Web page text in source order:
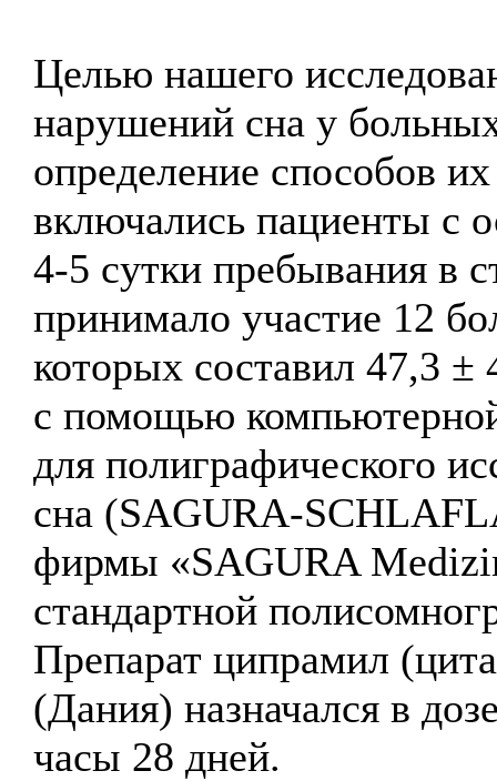
Целью нашего
нарушений сна у
определение способов
включались пациенты с
4-5 сутки пребывания в
принимало участие 12
которых составил 47,3 ±
с помощью
для полиграфического
сна (SAGURA-
фирмы «SAGURA
стандартной
Препарат ципрамил
(Дания) назначался в
часы 28 дней.